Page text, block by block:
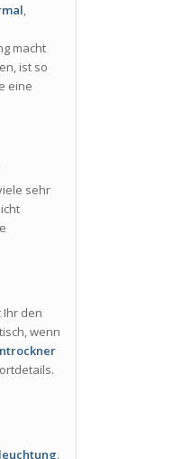
,
macht
ist so
eine
sehr
Ihr den
wenn
.